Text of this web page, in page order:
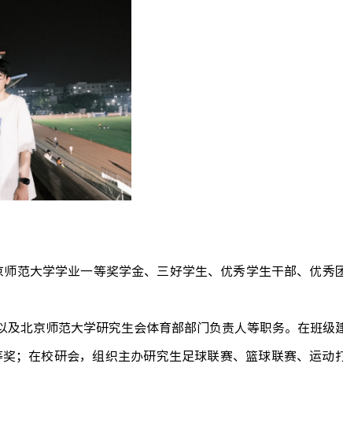
范大学学业一等奖学金、三好学生、优秀学生干部、优秀
及北京师范大学研究生会体育部部门负责人等职务。在班级
；在校研会，组织主办研究生足球联赛、篮球联赛、运动